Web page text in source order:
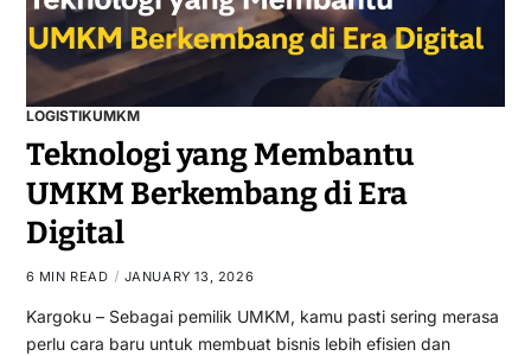
LOGISTIKUMKM
Teknologi yang Membantu
UMKM Berkembang di Era
Digital
6 MIN READ JANUARY 13, 2026
Kargoku – Sebagai pemilik UMKM, kamu pasti sering merasa
perlu cara baru untuk membuat bisnis lebih efisien dan